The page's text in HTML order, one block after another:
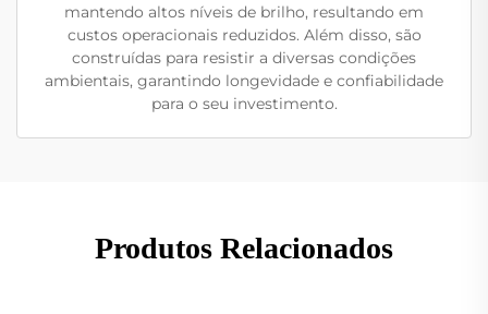
mantendo altos níveis de brilho, resultando em
custos operacionais reduzidos. Além disso, são
construídas para resistir a diversas condições
ambientais, garantindo longevidade e confiabilidade
para o seu investimento.
Produtos Relacionados